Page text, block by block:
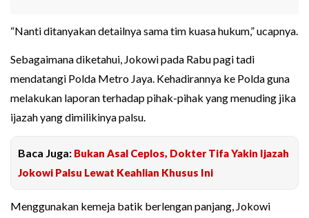
“Nanti ditanyakan detailnya sama tim kuasa hukum,” ucapnya.
Sebagaimana diketahui, Jokowi pada Rabu pagi tadi
mendatangi Polda Metro Jaya. Kehadirannya ke Polda guna
melakukan laporan terhadap pihak-pihak yang menuding jika
ijazah yang dimilikinya palsu.
Baca Juga: Bukan Asal Ceplos, Dokter Tifa Yakin Ijazah
Jokowi Palsu Lewat Keahlian Khusus Ini
Menggunakan kemeja batik berlengan panjang, Jokowi